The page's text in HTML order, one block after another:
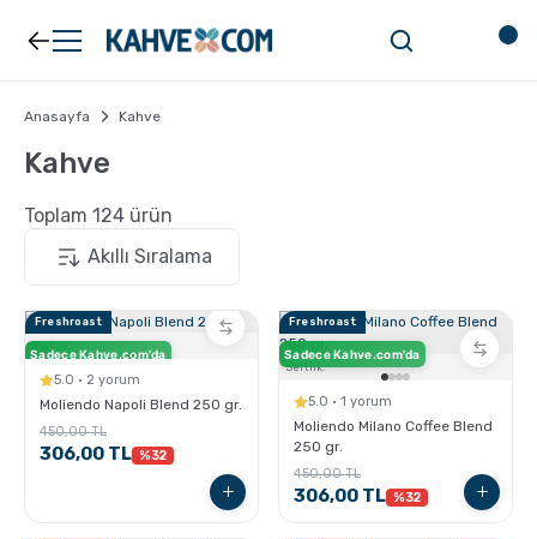
Geri Dön
Kahve
Espresso
Organik Kahve
Türk Kahvesi
Nespresso Uyumlu Kapsül Kahve
Geri Dön
Ekipman
Pour Over
Dripper
Anasayfa Kahve
Kahve
Toplam 124 ürün
Freshroast
Sadece Kahve.com'da
5.0 · 2 yorum
Moliendo Napoli Blend 250 gr.
450,00 TL
306,00 TL %32
Freshroast
Sertlik:
Sadece Kahve.com'da
5.0 · 1 yorum
Moliendo Milano Coffee Blend
250 gr.
450,00 TL
306,00 TL %32